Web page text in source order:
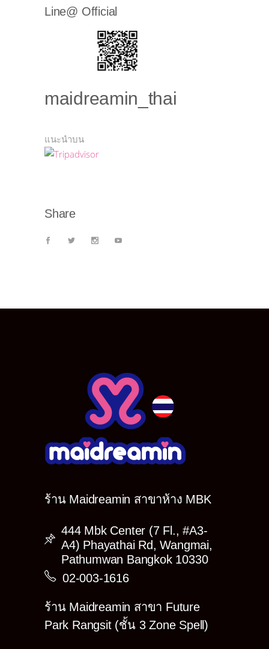
Line@ Official
maidreamin_thai
แนะนำบน
Share
ร้าน Maidreamin สาขาห้าง MBK
444 Mbk Center (7 Fl., #A3-
A4) Phayathai Rd, Wangmai,
Pathumwan Bangkok 10330
02-003-1616
ร้าน Maidreamin สาขา Future
Park Rangsit (ชั้น 3 Zone Spell)